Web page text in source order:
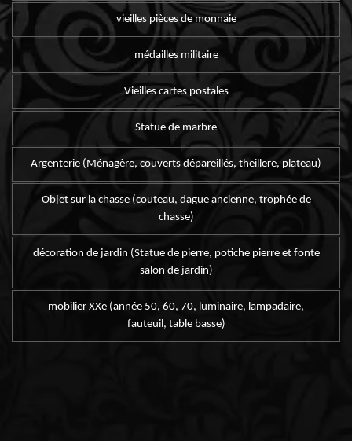
vieilles pièces de monnaie
médailles militaire
Vieilles cartes postales
Statue de marbre
Argenterie (Ménagère, couverts dépareillés, theillere, plateau)
Objet sur la chasse (couteau, dague ancienne, trophée de
chasse)
décoration de jardin (Statue de pierre, potiche pierre et fonte
salon de jardin)
mobilier XXe (année 50, 60, 70, luminaire, lampadaire,
fauteuil, table basse)